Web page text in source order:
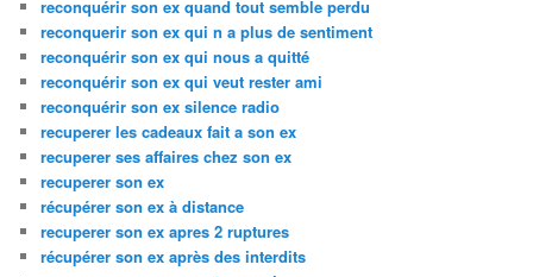
reconquérir son ex quand tout semble perdu
reconquerir son ex qui n a plus de sentiment
reconquérir son ex qui nous a quitté
reconquérir son ex qui veut rester ami
reconquérir son ex silence radio
recuperer les cadeaux fait a son ex
recuperer ses affaires chez son ex
recuperer son ex
récupérer son ex à distance
recuperer son ex apres 2 ruptures
récupérer son ex après des interdits